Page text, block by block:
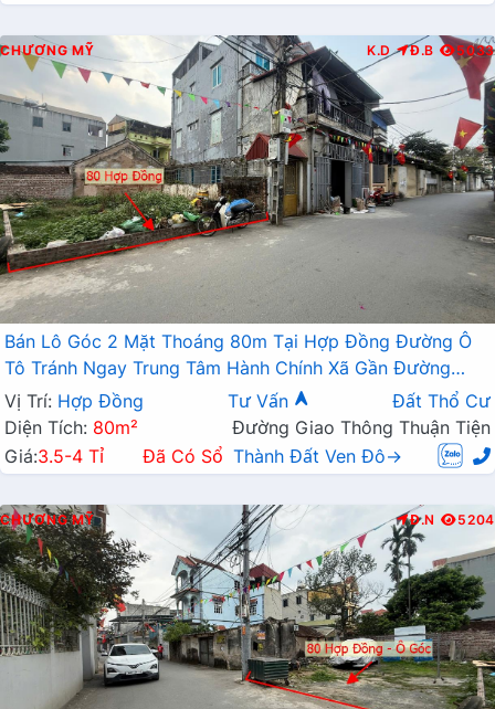
CHƯƠNG MỸ K.D Đ.B 5033
Bán Lô Góc 2 Mặt Thoáng 80m Tại Hợp Đồng Đường Ô
Tô Tránh Ngay Trung Tâm Hành Chính Xã Gần Đường
TL419
Vị Trí: Hợp Đồng Tư Vấn
Đất Thổ Cư
Diện Tích: 80m²
Đường Giao Thông Thuận Tiện
Giá:3.5-4 Tỉ Đã Có Sổ Thành Đất Ven Đô→
CHƯƠNG MỸ Đ.N 5204